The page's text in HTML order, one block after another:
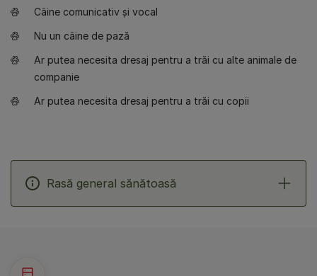
Câine comunicativ și vocal
Nu un câine de pază
Ar putea necesita dresaj pentru a trăi cu alte animale de
companie
Ar putea necesita dresaj pentru a trăi cu copii
Rasă general sănătoasă